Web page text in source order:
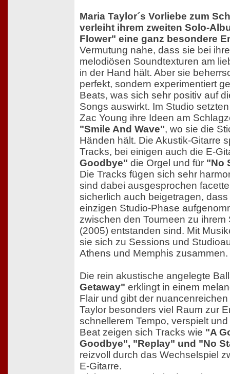
Maria Taylor´s Vorliebe zum
verleiht ihrem zweiten Solo-
Flower" eine ganz besondere
Vermutung nahe, dass sie bei
melodiösen Soundtexturen am
in der Hand hält. Aber sie
perfekt, sondern experimentiert
Beats, was sich sehr positiv auf
Songs auswirkt. Im Studio
Zac Young ihre Ideen am
"Smile And Wave", wo sie die
Händen hält. Die Akustik-Gitarre
Tracks, bei einigen auch die E-
Goodbye" die Orgel und für "No
Die Tracks fügen sich sehr
sind dabei ausgesprochen
sicherlich auch beigetragen,
einzigen Studio-Phase
zwischen den Tourneen zu
(2005) entstanden sind. Mit
sie sich zu Sessions und
Athens und Memphis zusammen.
Die rein akustische angelegte
Getaway" erklingt in einem
Flair und gibt der
Taylor besonders viel Raum zur
schnellerem Tempo, verspielt
Beat zeigen sich Tracks wie "A
Goodbye", "Replay" und "No
reizvoll durch das Wechselspiel
E-Gitarre.